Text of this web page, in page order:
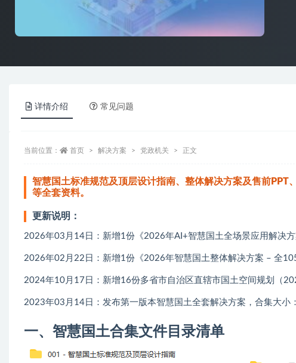
详情介绍 常见问题
当前位置： 首页 解决方案 党政机关 正文
智慧国土标准规范及顶层设计指南、整体解决方案及售前
等全套资料。
更新说明：
2026年03月14日：新增1份《2026年AI+智慧国土全场景应用解决
2026年02月22日：新增1份《2026年智慧国土整体解决方案 – 全
2024年10月17日：新增16份多省市自治区直辖市国土空间规划（
2023年03月14日：发布第一版本智慧国土全套解决方案，合集大小
一、智慧国土合集文件目录清单